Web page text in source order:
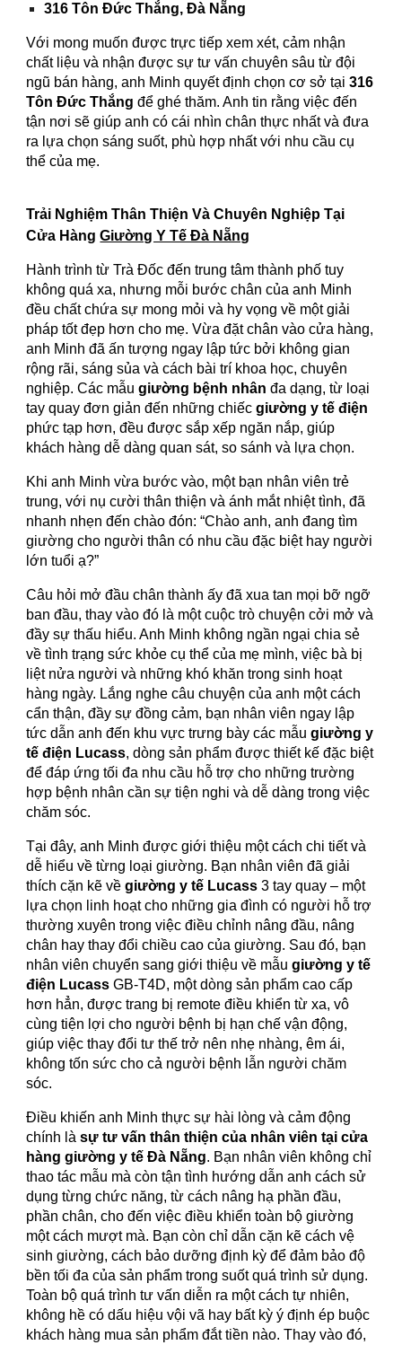
316 Tôn Đức Thắng, Đà Nẵng
Với mong muốn được trực tiếp xem xét, cảm nhận
chất liệu và nhận được sự tư vấn chuyên sâu từ đội
ngũ bán hàng, anh Minh quyết định chọn cơ sở tại316
Tôn Đức Thắng để ghé thăm. Anh tin rằng việc đến
tận nơi sẽ giúp anh có cái nhìn chân thực nhất và đưa
ra lựa chọn sáng suốt, phù hợp nhất với nhu cầu cụ
thể của mẹ.
Trải Nghiệm Thân Thiện Và Chuyên Nghiệp Tại
Cửa HàngGiường Y Tế Đà Nẵng
Hành trình từ Trà Đốc đến trung tâm thành phố tuy
không quá xa, nhưng mỗi bước chân của anh Minh
đều chất chứa sự mong mỏi và hy vọng về một giải
pháp tốt đẹp hơn cho mẹ. Vừa đặt chân vào cửa hàng,
anh Minh đã ấn tượng ngay lập tức bởi không gian
rộng rãi, sáng sủa và cách bài trí khoa học, chuyên
nghiệp. Các mẫugiường bệnh nhân đa dạng, từ loại
tay quay đơn giản đến những chiếcgiường y tế điện
phức tạp hơn, đều được sắp xếp ngăn nắp, giúp
khách hàng dễ dàng quan sát, so sánh và lựa chọn.
Khi anh Minh vừa bước vào, một bạn nhân viên trẻ
trung, với nụ cười thân thiện và ánh mắt nhiệt tình, đã
nhanh nhẹn đến chào đón: “Chào anh, anh đang tìm
giường cho người thân có nhu cầu đặc biệt hay người
lớn tuổi ạ?”
Câu hỏi mở đầu chân thành ấy đã xua tan mọi bỡ ngỡ
ban đầu, thay vào đó là một cuộc trò chuyện cởi mở và
đầy sự thấu hiểu. Anh Minh không ngần ngại chia sẻ
về tình trạng sức khỏe cụ thể của mẹ mình, việc bà bị
liệt nửa người và những khó khăn trong sinh hoạt
hàng ngày. Lắng nghe câu chuyện của anh một cách
cẩn thận, đầy sự đồng cảm, bạn nhân viên ngay lập
tức dẫn anh đến khu vực trưng bày các mẫugiường y
tế điện Lucass, dòng sản phẩm được thiết kế đặc biệt
để đáp ứng tối đa nhu cầu hỗ trợ cho những trường
hợp bệnh nhân cần sự tiện nghi và dễ dàng trong việc
chăm sóc.
Tại đây, anh Minh được giới thiệu một cách chi tiết và
dễ hiểu về từng loại giường. Bạn nhân viên đã giải
thích cặn kẽ vềgiường y tế Lucass 3 tay quay – một
lựa chọn linh hoạt cho những gia đình có người hỗ trợ
thường xuyên trong việc điều chỉnh nâng đầu, nâng
chân hay thay đổi chiều cao của giường. Sau đó, bạn
nhân viên chuyển sang giới thiệu về mẫugiường y tế
điện Lucass GB-T4D, một dòng sản phẩm cao cấp
hơn hẳn, được trang bị remote điều khiển từ xa, vô
cùng tiện lợi cho người bệnh bị hạn chế vận động,
giúp việc thay đổi tư thế trở nên nhẹ nhàng, êm ái,
không tốn sức cho cả người bệnh lẫn người chăm
sóc.
Điều khiến anh Minh thực sự hài lòng và cảm động
chính làsự tư vấn thân thiện của nhân viên tại cửa
hàng giường y tế Đà Nẵng. Bạn nhân viên không chỉ
thao tác mẫu mà còn tận tình hướng dẫn anh cách sử
dụng từng chức năng, từ cách nâng hạ phần đầu,
phần chân, cho đến việc điều khiển toàn bộ giường
một cách mượt mà. Bạn còn chỉ dẫn cặn kẽ cách vệ
sinh giường, cách bảo dưỡng định kỳ để đảm bảo độ
bền tối đa của sản phẩm trong suốt quá trình sử dụng.
Toàn bộ quá trình tư vấn diễn ra một cách tự nhiên,
không hề có dấu hiệu vội vã hay bất kỳ ý định ép buộc
khách hàng mua sản phẩm đắt tiền nào. Thay vào đó,